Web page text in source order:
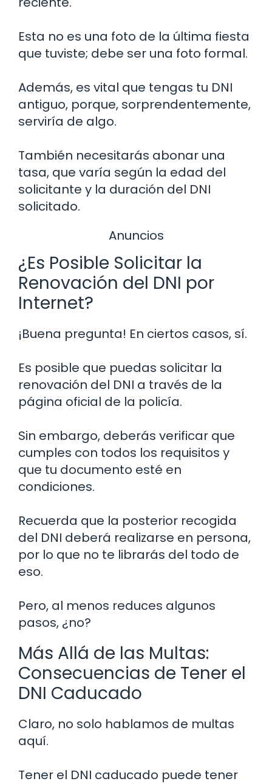
Esta no es una foto de la última fiesta
que tuviste; debe ser una foto formal.
Además, es vital que tengas tu DNI
antiguo, porque, sorprendentemente,
serviría de algo.
También necesitarás abonar una
tasa, que varía según la edad del
solicitante y la duración del DNI
solicitado.
Anuncios
¿Es Posible Solicitar la
Renovación del DNI por
Internet?
¡Buena pregunta! En ciertos casos, sí.
Es posible que puedas solicitar la
renovación del DNI a través de la
página oficial de la policía.
Sin embargo, deberás verificar que
cumples con todos los requisitos y
que tu documento esté en
condiciones.
Recuerda que la posterior recogida
del DNI deberá realizarse en persona,
por lo que no te librarás del todo de
eso.
Pero, al menos reduces algunos
pasos, ¿no?
Más Allá de las Multas:
Consecuencias de Tener el
DNI Caducado
Claro, no solo hablamos de multas
aquí.
Tener el DNI caducado puede tener